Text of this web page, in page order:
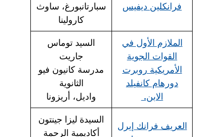
فرانكلين ديفيس
سبارتانبورغ، ساوث
كارولينا
الملازم الأول في
القوات الجوية
الأمريكية روبرت
دورهام كانفيلد
الابن.
السيد توماس
جاريت
مدرسة كانيون فيو
الثانوية
واديل، أريزونا
العريف فرانك إيرل
السيدة ليزا جينتون
أكاديمية الرحمة